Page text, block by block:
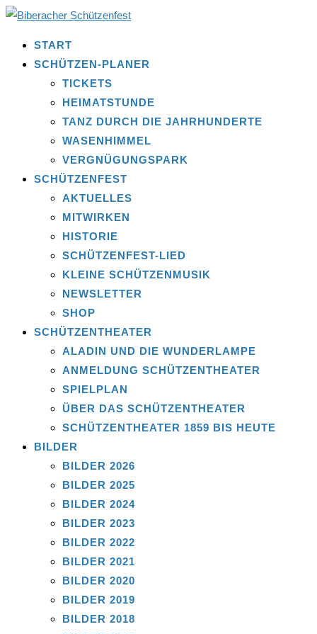
START
SCHÜTZEN-PLANER
TICKETS
HEIMATSTUNDE
TANZ DURCH DIE JAHRHUNDERTE
WASENHIMMEL
VERGNÜGUNGSPARK
SCHÜTZENFEST
AKTUELLES
MITWIRKEN
HISTORIE
SCHÜTZENFEST-LIED
KLEINE SCHÜTZENMUSIK
NEWSLETTER
SHOP
SCHÜTZENTHEATER
ALADIN UND DIE WUNDERLAMPE
ANMELDUNG SCHÜTZENTHEATER
SPIELPLAN
ÜBER DAS SCHÜTZENTHEATER
SCHÜTZENTHEATER 1859 BIS HEUTE
BILDER
BILDER 2026
BILDER 2025
BILDER 2024
BILDER 2023
BILDER 2022
BILDER 2021
BILDER 2020
BILDER 2019
BILDER 2018